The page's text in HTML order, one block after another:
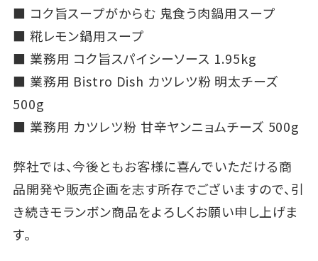
■ コク旨スープがからむ 鬼食う肉鍋用スープ
■ 糀レモン鍋用スープ
■ 業務用 コク旨スパイシーソース 1.95kg
■ 業務用 Bistro Dish カツレツ粉 明太チーズ
500g
■ 業務用 カツレツ粉 甘辛ヤンニョムチーズ 500g
弊社では、今後ともお客様に喜んでいただける商
品開発や販売企画を志す所存でございますので、引
き続きモランボン商品をよろしくお願い申し上げま
す。